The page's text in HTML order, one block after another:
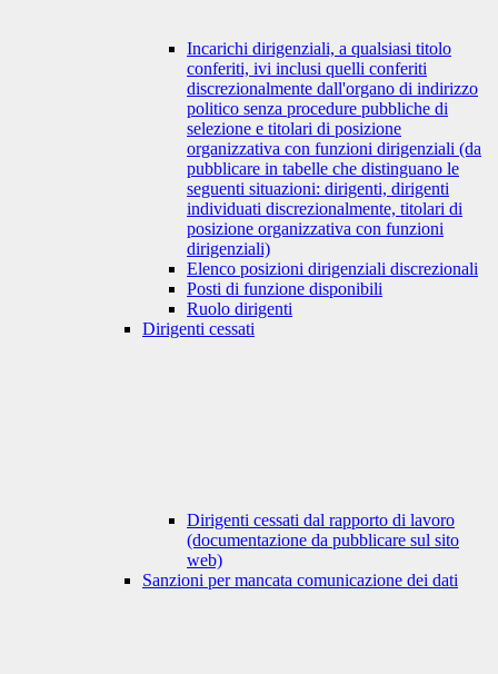
Incarichi dirigenziali, a qualsiasi titolo
conferiti, ivi inclusi quelli conferiti
discrezionalmente dall'organo di indirizzo
politico senza procedure pubbliche di
selezione e titolari di posizione
organizzativa con funzioni dirigenziali (da
pubblicare in tabelle che distinguano le
seguenti situazioni: dirigenti, dirigenti
individuati discrezionalmente, titolari di
posizione organizzativa con funzioni
dirigenziali)
Elenco posizioni dirigenziali discrezionali
Posti di funzione disponibili
Ruolo dirigenti
Dirigenti cessati
Dirigenti cessati dal rapporto di lavoro
(documentazione da pubblicare sul sito
web)
Sanzioni per mancata comunicazione dei dati